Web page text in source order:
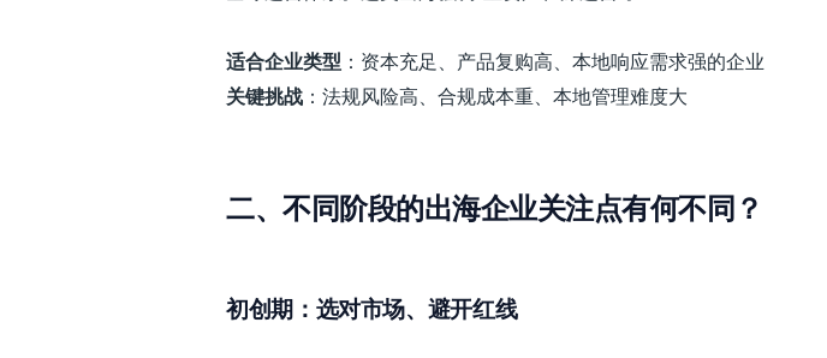
适合企业类型 ：资本充足、产品复购高、本地响应需求强的企业
关键挑战 ：法规风险高、合规成本重、本地管理难度大
二、不同阶段的出海企业关注点有何不同？
初创期：选对市场、避开红线